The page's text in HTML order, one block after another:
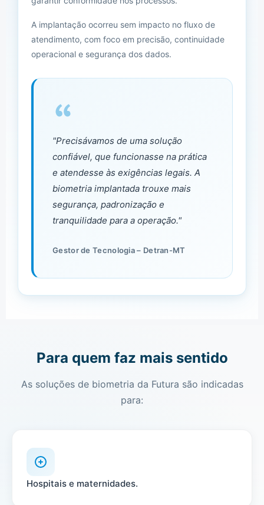
A implantação ocorreu sem impacto no fluxo de
atendimento, com foco em precisão, continuidade
operacional e segurança dos dados.
"Precisávamos de uma solução
confiável, que funcionasse na prática
e atendesse às exigências legais. A
biometria implantada trouxe mais
segurança, padronização e
tranquilidade para a operação."
Gestor de Tecnologia – Detran-MT
Para quem faz mais sentido
As soluções de biometria da Futura são indicadas
para:
Hospitais e maternidades.